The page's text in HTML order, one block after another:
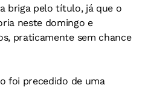
briga pelo título, já que o
neste domingo e
praticamente sem chance
foi precedido de uma